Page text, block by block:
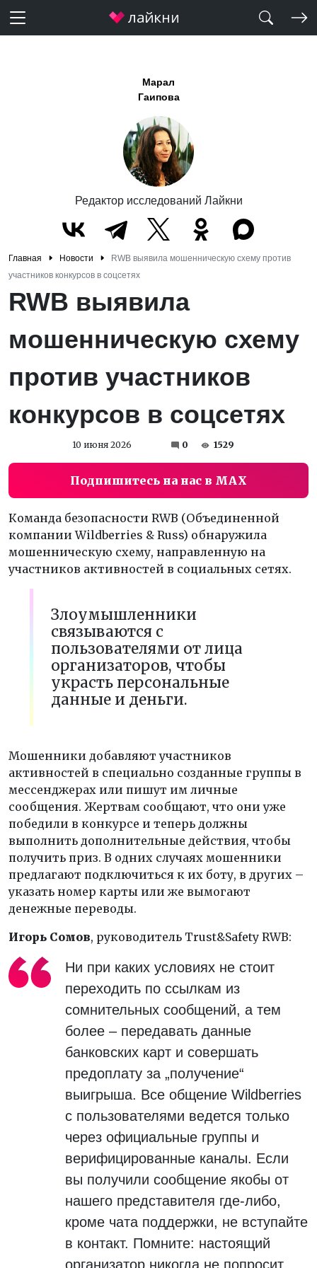
Марал
Гаипова
Редактор исследований Лайкни
Главная Новости
RWB выявила мошенническую схему против
участников конкурсов в соцсетях
RWB выявила
мошенническую схему
против участников
конкурсов в соцсетях
10 июня 2026 0 1529
Подпишитесь на нас в MAX
Команда безопасности RWB (Объединенной
компании Wildberries & Russ) обнаружила
мошенническую схему, направленную на
участников активностей в социальных сетях.
Злоумышленники
связываются с
пользователями от лица
организаторов, чтобы
украсть персональные
данные и деньги.
Мошенники добавляют участников
активностей в специально созданные группы в
мессенджерах или пишут им личные
сообщения. Жертвам сообщают, что они уже
победили в конкурсе и теперь должны
выполнить дополнительные действия, чтобы
получить приз. В одних случаях мошенники
предлагают подключиться к их боту, в других –
указать номер карты или же вымогают
денежные переводы.
Игорь Сомов, руководитель Trust&Safety RWB:
Ни при каких условиях не стоит
переходить по ссылкам из
сомнительных сообщений, а тем
более – передавать данные
банковских карт и совершать
предоплату за „получение“
выигрыша. Все общение Wildberries
с пользователями ведется только
через официальные группы и
верифицированные каналы. Если
вы получили сообщение якобы от
нашего представителя где-либо,
кроме чата поддержки, не вступайте
в контакт. Помните: настоящий
организатор никогда не попросит